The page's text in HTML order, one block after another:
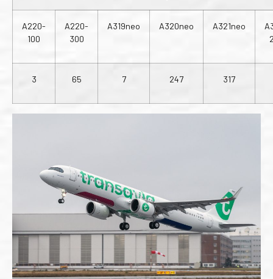
A220-
100
A220-
300
A319neo A320neo A321neo
3 65 7 247 317